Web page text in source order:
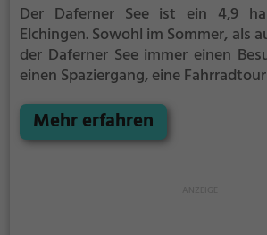
Der Daferner See ist ein 4,9
Elchingen.Sowohl im Sommer, als
der Daferner See immer einen
einen Spaziergang, eine
zahlreiche Möglichkeiten für
Mehr erfahren